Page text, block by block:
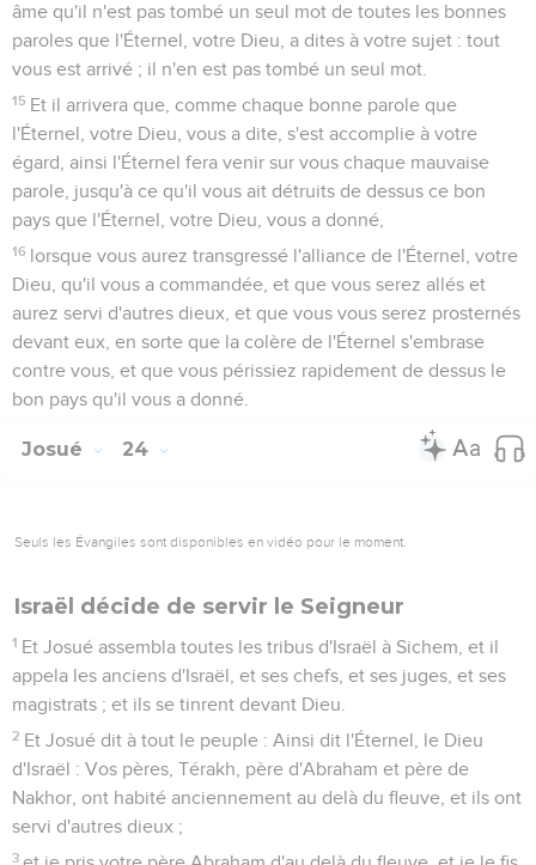
âme qu'il n'est pas tombé un seul mot de toutes les bonnes
paroles que l'Éternel, votre Dieu, a dites à votre sujet : tout
vous est arrivé ; il n'en est pas tombé un seul mot.
15 Et il arrivera que, comme chaque bonne parole que
l'Éternel, votre Dieu, vous a dite, s'est accomplie à votre
égard, ainsi l'Éternel fera venir sur vous chaque mauvaise
parole, jusqu'à ce qu'il vous ait détruits de dessus ce bon
pays que l'Éternel, votre Dieu, vous a donné,
16 lorsque vous aurez transgressé l'alliance de l'Éternel, votre
Dieu, qu'il vous a commandée, et que vous serez allés et
aurez servi d'autres dieux, et que vous vous serez prosternés
devant eux, en sorte que la colère de l'Éternel s'embrase
contre vous, et que vous périssiez rapidement de dessus le
bon pays qu'il vous a donné.
Josué 24
Seuls les Évangiles sont disponibles en vidéo pour le moment.
Israël décide de servir le Seigneur
1 Et Josué assembla toutes les tribus d'Israël à Sichem, et il
appela les anciens d'Israël, et ses chefs, et ses juges, et ses
magistrats ; et ils se tinrent devant Dieu.
2 Et Josué dit à tout le peuple : Ainsi dit l'Éternel, le Dieu
d'Israël : Vos pères, Térakh, père d'Abraham et père de
Nakhor, ont habité anciennement au delà du fleuve, et ils ont
servi d'autres dieux ;
3